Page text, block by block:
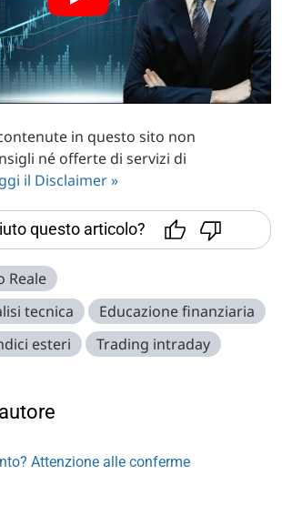
in questo sito non
né offerte di servizi di
il Disclaimer »
questo articolo?
Reale
tecnica
Educazione finanziaria
esteri
Trading intraday
Attenzione alle conferme